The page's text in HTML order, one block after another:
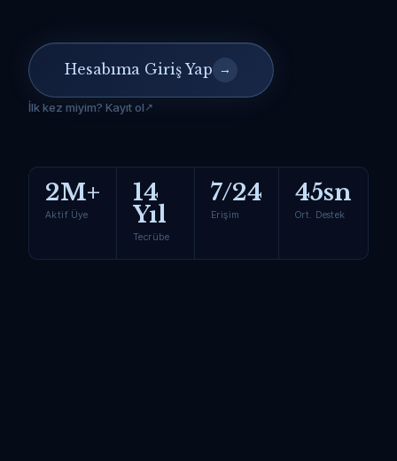
Hesabıma Giriş Yap →
İlk kez miyim? Kayıt ol
2M+
Aktif Üye
14
Yıl
Tecrübe
7/24
Erişim
45sn
Ort. Destek